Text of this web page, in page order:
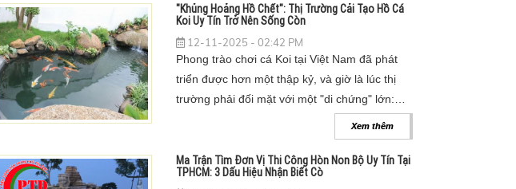
"Khủng Hoảng Hồ Chết": Thị Trường Cải Tạo Hồ Cá
Koi Uy Tín Trở Nên Sống Còn
12-11-2025 - 02:42 PM
Phong trào chơi cá Koi tại Việt Nam đã phát
triển được hơn một thập kỷ, và giờ là lúc thị
trường phải đối mặt với một "di chứng" lớn:
hàng ngàn hồ cá được xây dựng không theo
tiêu chuẩn đang đồng loạt "chết". Nước xanh,
rêu tảo bùng phát, cá bệnh và chết hàng
loạt... đã khiến nhiều người nản lòng. Đây
Xem thêm
Ma Trận Tìm Đơn Vị Thi Công Hòn Non Bộ Uy Tín Tại
TPHCM: 3 Dấu Hiệu Nhận Biết Cò